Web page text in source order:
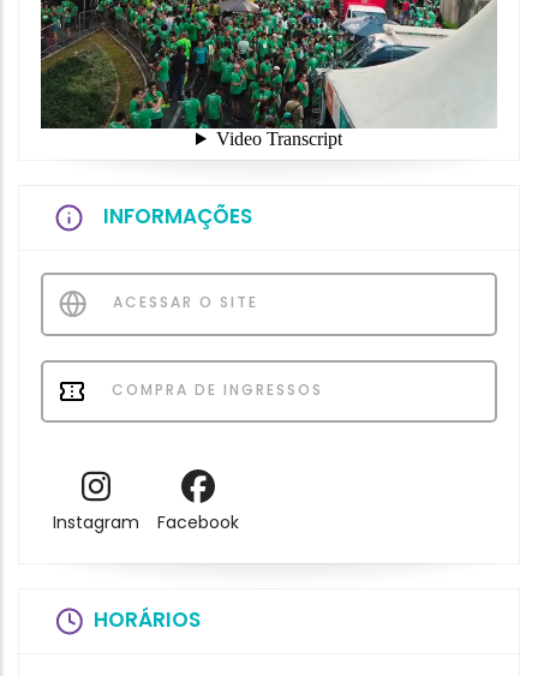
INFORMAÇÕES
ACESSAR O SITE
COMPRA DE INGRESSOS
Instagram Facebook
HORÁRIOS